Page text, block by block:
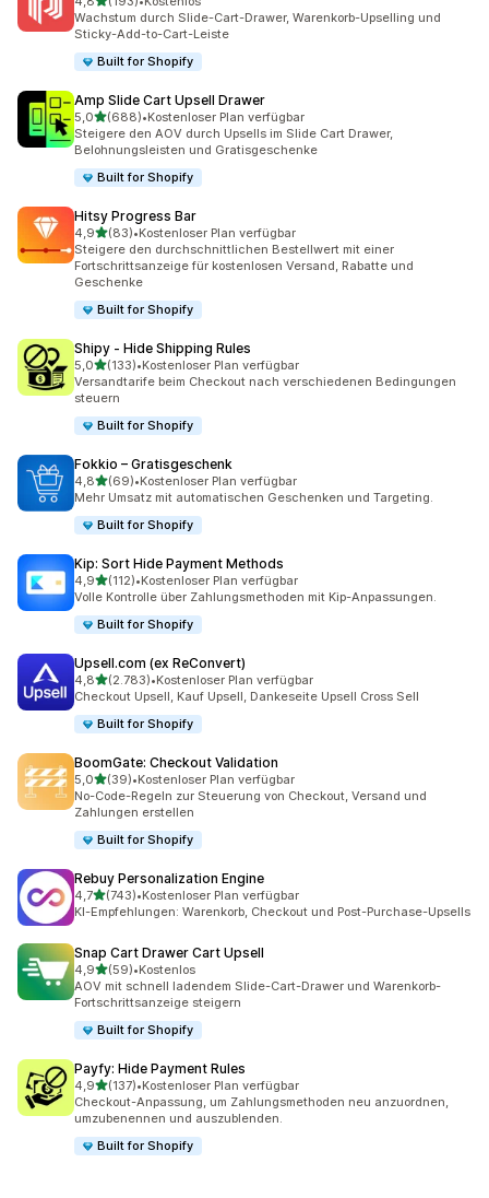
193 Rezensionen insgesamt
Wachstum durch Slide-Cart-Drawer, Warenkorb-Upselling und
Sticky-Add-to-Cart-Leiste
Built for Shopify
Amp Slide Cart Upsell Drawer
5,0von 5 Sternen
(688)
688 Rezensionen insgesamt
•Kostenloser Plan verfügbar
Steigere den AOV durch Upsells im Slide Cart Drawer,
Belohnungsleisten und Gratisgeschenke
Built for Shopify
Hitsy Progress Bar
4,9von 5 Sternen
(83)
83 Rezensionen insgesamt
•Kostenloser Plan verfügbar
Steigere den durchschnittlichen Bestellwert mit einer
Fortschrittsanzeige für kostenlosen Versand, Rabatte und
Geschenke
Built for Shopify
Shipy ‑ Hide Shipping Rules
5,0von 5 Sternen
(133)
133 Rezensionen insgesamt
•Kostenloser Plan verfügbar
Versandtarife beim Checkout nach verschiedenen Bedingungen
steuern
Built for Shopify
Fokkio – Gratisgeschenk
4,8von 5 Sternen
(69)
69 Rezensionen insgesamt
•Kostenloser Plan verfügbar
Mehr Umsatz mit automatischen Geschenken und Targeting.
Built for Shopify
Kip: Sort Hide Payment Methods
4,9von 5 Sternen
(112)
112 Rezensionen insgesamt
•Kostenloser Plan verfügbar
Volle Kontrolle über Zahlungsmethoden mit Kip-Anpassungen.
Built for Shopify
Upsell.com (ex ReConvert)
4,8von 5 Sternen
(2.783)
2783 Rezensionen insgesamt
•Kostenloser Plan verfügbar
Checkout Upsell, Kauf Upsell, Dankeseite Upsell Cross Sell
Built for Shopify
BoomGate: Checkout Validation
5,0von 5 Sternen
(39)
39 Rezensionen insgesamt
•Kostenloser Plan verfügbar
No-Code-Regeln zur Steuerung von Checkout, Versand und
Zahlungen erstellen
Built for Shopify
Rebuy Personalization Engine
4,7von 5 Sternen
(743)
743 Rezensionen insgesamt
•Kostenloser Plan verfügbar
KI-Empfehlungen: Warenkorb, Checkout und Post-Purchase-Upsells
Snap Cart Drawer Cart Upsell
4,9von 5 Sternen
(59)
59 Rezensionen insgesamt
•Kostenlos
AOV mit schnell ladendem Slide-Cart-Drawer und Warenkorb-
Fortschrittsanzeige steigern
Built for Shopify
Payfy: Hide Payment Rules
4,9von 5 Sternen
(137)
137 Rezensionen insgesamt
•Kostenloser Plan verfügbar
Checkout-Anpassung, um Zahlungsmethoden neu anzuordnen,
umzubenennen und auszublenden.
Built for Shopify